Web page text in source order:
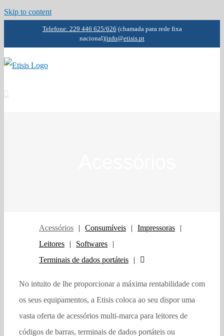
Skip to content
Telefone: 229 446 625/626 (chamada para rede fixa
nacional)|info@etisis.pt
Acessórios Consumíveis
Impressoras
Leitores
Softwares
Terminais de dados portáteis
No intuito de lhe proporcionar a máxima rentabilidade com
os seus equipamentos, a Etisis coloca ao seu dispor uma
vasta oferta de acessórios multi-marca para leitores de
códigos de barras, terminais de dados portáteis ou